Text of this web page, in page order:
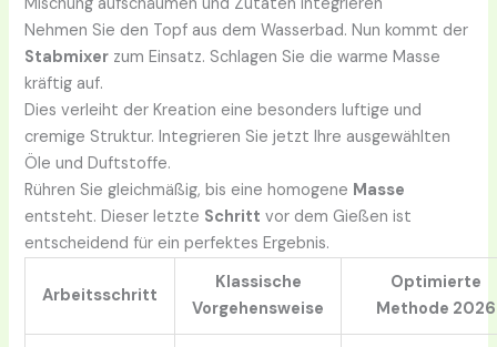
Nehmen Sie den Topf aus dem Wasserbad. Nun kommt der
Stabmixer zum Einsatz. Schlagen Sie die warme Masse
kräftig auf.
Dies verleiht der Kreation eine besonders luftige und
cremige Struktur. Integrieren Sie jetzt Ihre ausgewählten
Öle und Duftstoffe.
Rühren Sie gleichmäßig, bis eine homogene Masse
entsteht. Dieser letzte Schritt vor dem Gießen ist
entscheidend für ein perfektes Ergebnis.
Arbeitsschritt
Klassische
Vorgehensweise
Optimierte
Methode 2026